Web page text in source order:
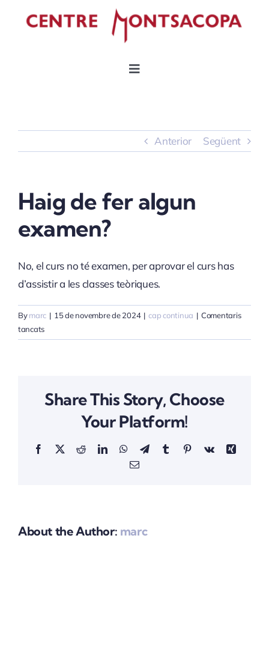
Toggle
Permís per punts
Centre mèdic conductors
Anterior Següent
Haig de fer algun
examen?
No, el curs no té examen, per aprovar el curs has
d’assistir a les classes teòriques.
Bymarc | 15 de novembre de 2024 | cap continua | Comentaris
tancatsa
Haig
examen?
Share This Story, Choose
Your Platform!
Facebook
X RedditLinkedInWhatsApp
TelegramTumblrPinterestVk
Xing
Email:
About the Author: marc